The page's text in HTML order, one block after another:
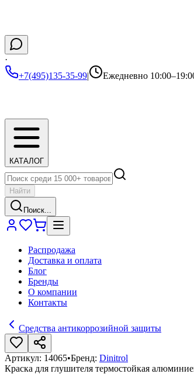
·
+7(495)135-35-99| Ежедневно
КАТАЛОГ
Найти
Поиск...
Распродажа
Доставка и оплата
Блог
Бренды
О компании
Контакты
Средства антикоррозийной защиты
Артикул: 14065•Бренд: Dinitrol
Краска для глушителя термостойкая